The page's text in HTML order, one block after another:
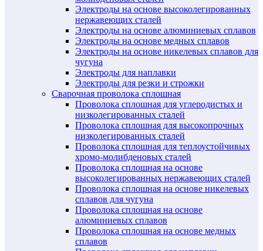
Электроды на основе высоколегированных
нержавеющих сталей
Электроды на основе алюминиевых сплавов
Электроды на основе медных сплавов
Электроды на основе никелевых сплавов для
чугуна
Электроды для наплавки
Электроды для резки и строжки
Сварочная проволока сплошная
Проволока сплошная для углеродистых и
низколегированных сталей
Проволока сплошная для высокопрочных
низколегированных сталей
Проволока сплошная для теплоустойчивых
хромо-молибденовых сталей
Проволока сплошная на основе
высоколегированных нержавеющих сталей
Проволока сплошная на основе никелевых
сплавов для чугуна
Проволока сплошная на основе
алюминиевых сплавов
Проволока сплошная на основе медных
сплавов